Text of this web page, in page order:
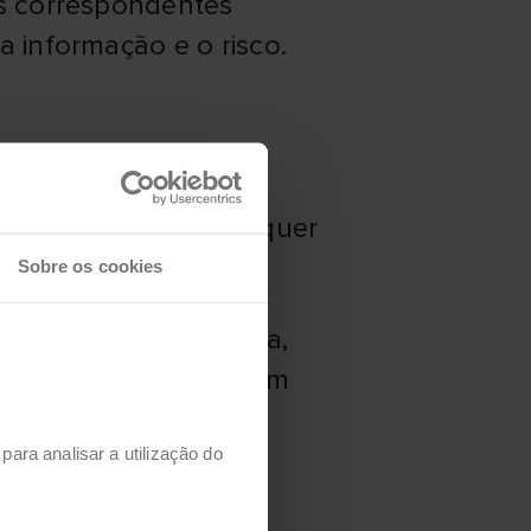
Sobre os cookies
analisar a utilização do
informação e o risco.
para que apenas
a divulgação a qualquer
concisa e precisa,
envolvidos, bem
sistemas que a